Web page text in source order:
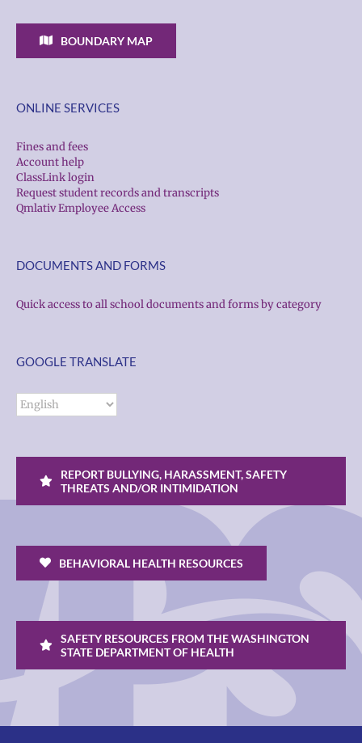
BOUNDARY MAP
ONLINE SERVICES
Fines and fees
Account help
ClassLink login
Request student records and transcripts
Qmlativ Employee Access
DOCUMENTS AND FORMS
Quick access to all school documents and forms by category
GOOGLE TRANSLATE
REPORT BULLYING, HARASSMENT, SAFETY
THREATS AND/OR INTIMIDATION
BEHAVIORAL HEALTH RESOURCES
SAFETY RESOURCES FROM THE WASHINGTON
STATE DEPARTMENT OF HEALTH